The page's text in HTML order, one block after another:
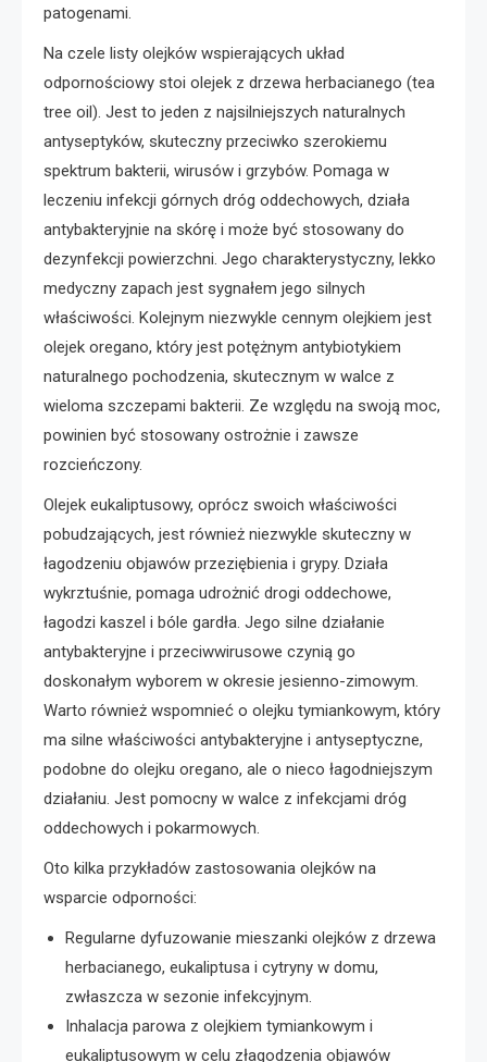
patogenami.
Na czele listy olejków wspierających układ
odpornościowy stoi olejek z drzewa herbacianego (tea
tree oil). Jest to jeden z najsilniejszych naturalnych
antyseptyków, skuteczny przeciwko szerokiemu
spektrum bakterii, wirusów i grzybów. Pomaga w
leczeniu infekcji górnych dróg oddechowych, działa
antybakteryjnie na skórę i może być stosowany do
dezynfekcji powierzchni. Jego charakterystyczny, lekko
medyczny zapach jest sygnałem jego silnych
właściwości. Kolejnym niezwykle cennym olejkiem jest
olejek oregano, który jest potężnym antybiotykiem
naturalnego pochodzenia, skutecznym w walce z
wieloma szczepami bakterii. Ze względu na swoją moc,
powinien być stosowany ostrożnie i zawsze
rozcieńczony.
Olejek eukaliptusowy, oprócz swoich właściwości
pobudzających, jest również niezwykle skuteczny w
łagodzeniu objawów przeziębienia i grypy. Działa
wykrztuśnie, pomaga udrożnić drogi oddechowe,
łagodzi kaszel i bóle gardła. Jego silne działanie
antybakteryjne i przeciwwirusowe czynią go
doskonałym wyborem w okresie jesienno-zimowym.
Warto również wspomnieć o olejku tymiankowym, który
ma silne właściwości antybakteryjne i antyseptyczne,
podobne do olejku oregano, ale o nieco łagodniejszym
działaniu. Jest pomocny w walce z infekcjami dróg
oddechowych i pokarmowych.
Oto kilka przykładów zastosowania olejków na
wsparcie odporności:
Regularne dyfuzowanie mieszanki olejków z drzewa
herbacianego, eukaliptusa i cytryny w domu,
zwłaszcza w sezonie infekcyjnym.
Inhalacja parowa z olejkiem tymiankowym i
eukaliptusowym w celu złagodzenia objawów